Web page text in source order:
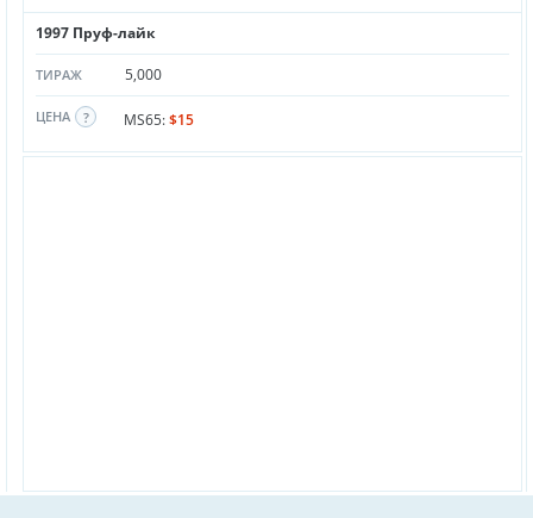
1997 Пруф-лайк
ТИРАЖ 5,000
ЦЕНА MS65:$15